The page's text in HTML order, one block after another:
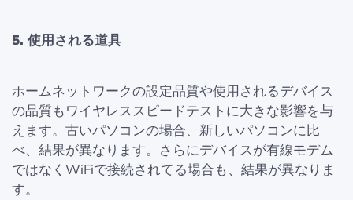
5. 使用される道具
ホームネットワークの設定品質や使用されるデバイス
の品質もワイヤレススピードテストに大きな影響を与
えます。古いパソコンの場合、新しいパソコンに比
べ、結果が異なります。さらにデバイスが有線モデム
ではなくWiFiで接続されてる場合も、結果が異なりま
す。